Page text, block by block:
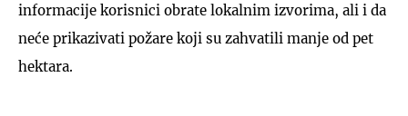
informacije korisnici obrate lokalnim izvorima, ali i da
neće prikazivati požare koji su zahvatili manje od pet
hektara.